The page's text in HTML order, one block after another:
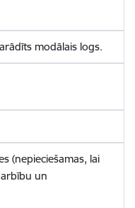
modālais logs.
(nepieciešamas, lai
un